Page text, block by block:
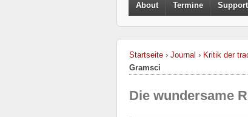
About Termine Support
Startseite › Journal › Kritik der
Gramsci
Die wundersame